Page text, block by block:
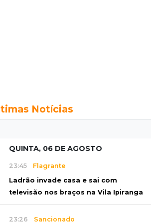
Notícias
QUINTA, 06 DE AGOSTO
23:45 Flagrante
Ladrão invade casa e sai com
televisão nos braços na Vila Ipiranga
23:26 Sancionado